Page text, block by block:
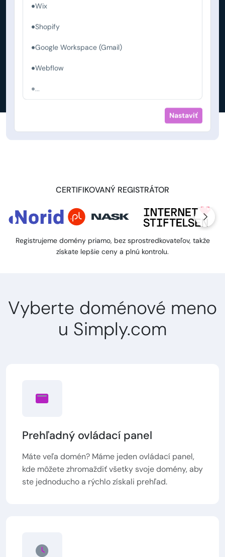
Wix
Shopify
Google Workspace (Gmail)
Webflow
...
Nastaviť
CERTIFIKOVANÝ REGISTRÁTOR
Registrujeme domény priamo, bez sprostredkovateľov, takže
získate lepšie ceny a plnú kontrolu.
Vyberte doménové meno
u Simply.com
Prehľadný ovládací panel
Máte veľa domén? Máme jeden ovládací panel,
kde môžete zhromaždiť všetky svoje domény, aby
ste jednoducho a rýchlo získali prehľad.